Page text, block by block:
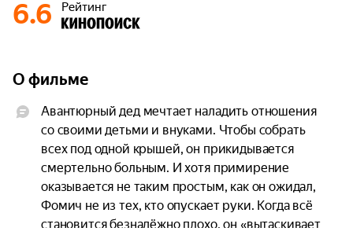
6.6 Рейтинг
О фильме
Авантюрный дед мечтает наладить отношения
со своими детьми и внуками. Чтобы собрать
всех под одной крышей, он прикидывается
смертельно больным. И хотя примирение
оказывается не таким простым, как он ожидал,
Фомич не из тех, кто опускает руки. Когда всё
становится безнадёжно плохо, он «вытаскивает